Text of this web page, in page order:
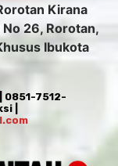
Kirana
No 26, Rorotan,
Ibukota
| 0851-7512-
|